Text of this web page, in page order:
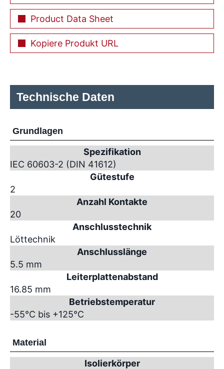
Product Data Sheet
Kopiere Produkt URL
Technische Daten
Grundlagen
Spezifikation
IEC 60603-2 (DIN 41612)
Gütestufe
2
Anzahl Kontakte
20
Anschlusstechnik
Löttechnik
Anschlusslänge
5.5 mm
Leiterplattenabstand
16.85 mm
Betriebstemperatur
-55°C bis +125°C
Material
Isolierkörper